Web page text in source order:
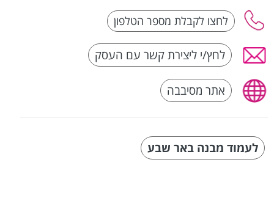
לחץ/י ליצירת קשר עם העסק
אתר מסיבבה
לעמוד מבנה באר שבע